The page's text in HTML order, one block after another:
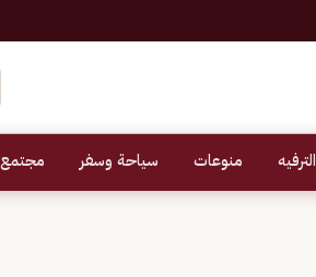
الترفيه منوعات سياحة وسفر مجتمع